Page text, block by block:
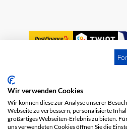
Impressum
Datenschutz
Wir verwenden Cookies
Wir können diese zur Analyse unserer
Webseite zu verbessern, personalisierte
großartiges Webseiten-Erlebnis zu bieten.
uns verwendeten Cookies öffnen Sie die